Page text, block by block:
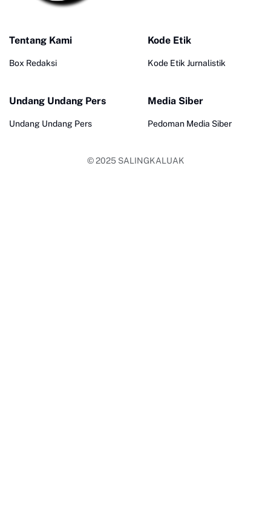
Tentang Kami
Box Redaksi
Kode Etik
Kode Etik Jurnalistik
Undang Undang Pers
Undang Undang Pers
Media Siber
Pedoman Media Siber
© 2025 SALINGKALUAK